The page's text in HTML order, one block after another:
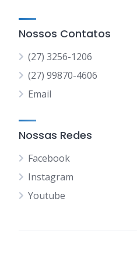
Nossos Contatos
(27) 3256-1206
(27) 99870-4606
Email
Nossas Redes
Facebook
Instagram
Youtube